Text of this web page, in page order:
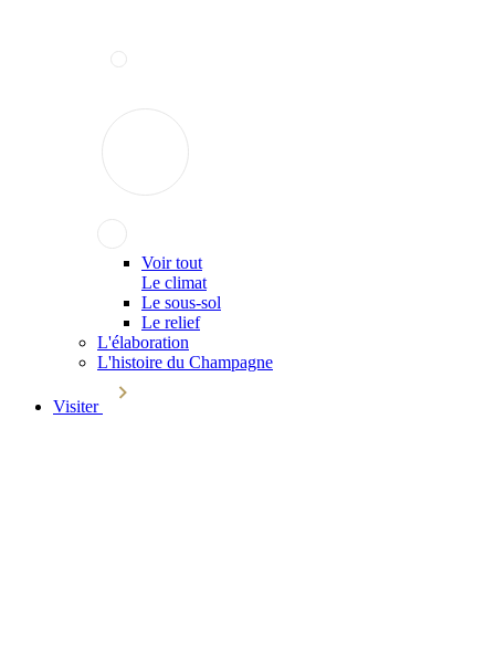
Voir tout
Le climat
Le sous-sol
Le relief
L'élaboration
L'histoire du Champagne
Visiter